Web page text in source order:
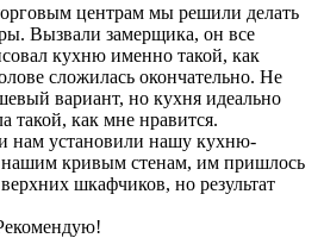
центрам мы решили делать
Вызвали замерщика, он все
кухню именно такой, как
сложилась окончательно. Не
вариант, но кухня идеально
такой, как мне нравится.
нам установили нашу кухню-
нашим кривым стенам, им пришлось
шкафчиков, но результат